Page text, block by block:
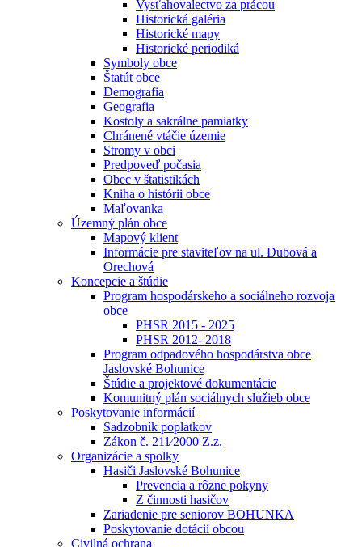
Vysťahovalectvo za prácou
Historická galéria
Historické mapy
Historické periodiká
Symboly obce
Štatút obce
Demografia
Geografia
Kostoly a sakrálne pamiatky
Chránené vtáčie územie
Stromy v obci
Predpoveď počasia
Obec v štatistikách
Kniha o histórii obce
Maľovanka
Územný plán obce
Mapový klient
Informácie pre staviteľov na ul. Dubová a
Orechová
Koncepcie a štúdie
Program hospodárskeho a sociálneho rozvoja
obce
PHSR 2015 - 2025
PHSR 2012- 2018
Program odpadového hospodárstva obce
Jaslovské Bohunice
Štúdie a projektové dokumentácie
Komunitný plán sociálnych služieb obce
Poskytovanie informácií
Sadzobník poplatkov
Zákon č. 211⁄2000 Z.z.
Organizácie a spolky
Hasiči Jaslovské Bohunice
Prevencia a rôzne pokyny
Z činnosti hasičov
Zariadenie pre seniorov BOHUNKA
Poskytovanie dotácií obcou
Civilná ochrana